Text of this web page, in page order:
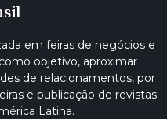
em feiras de negócios e
objetivo, aproximar
de relacionamentos, por
e publicação de revistas
Latina.